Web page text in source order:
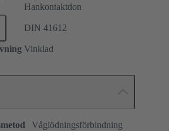
Hankontaktdon
DIN 41612
Vinklad
Våglödningsförbindning